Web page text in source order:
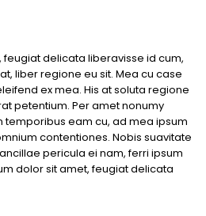
delicata liberavisse id cum,
liber regione eu sit. Mea cu case
ex mea. His at soluta regione
petentium. Per amet nonumy
temporibus eam cu, ad mea ipsum
contentiones. Nobis suavitate
pericula ei nam, ferri ipsum
dolor sit amet, feugiat delicata